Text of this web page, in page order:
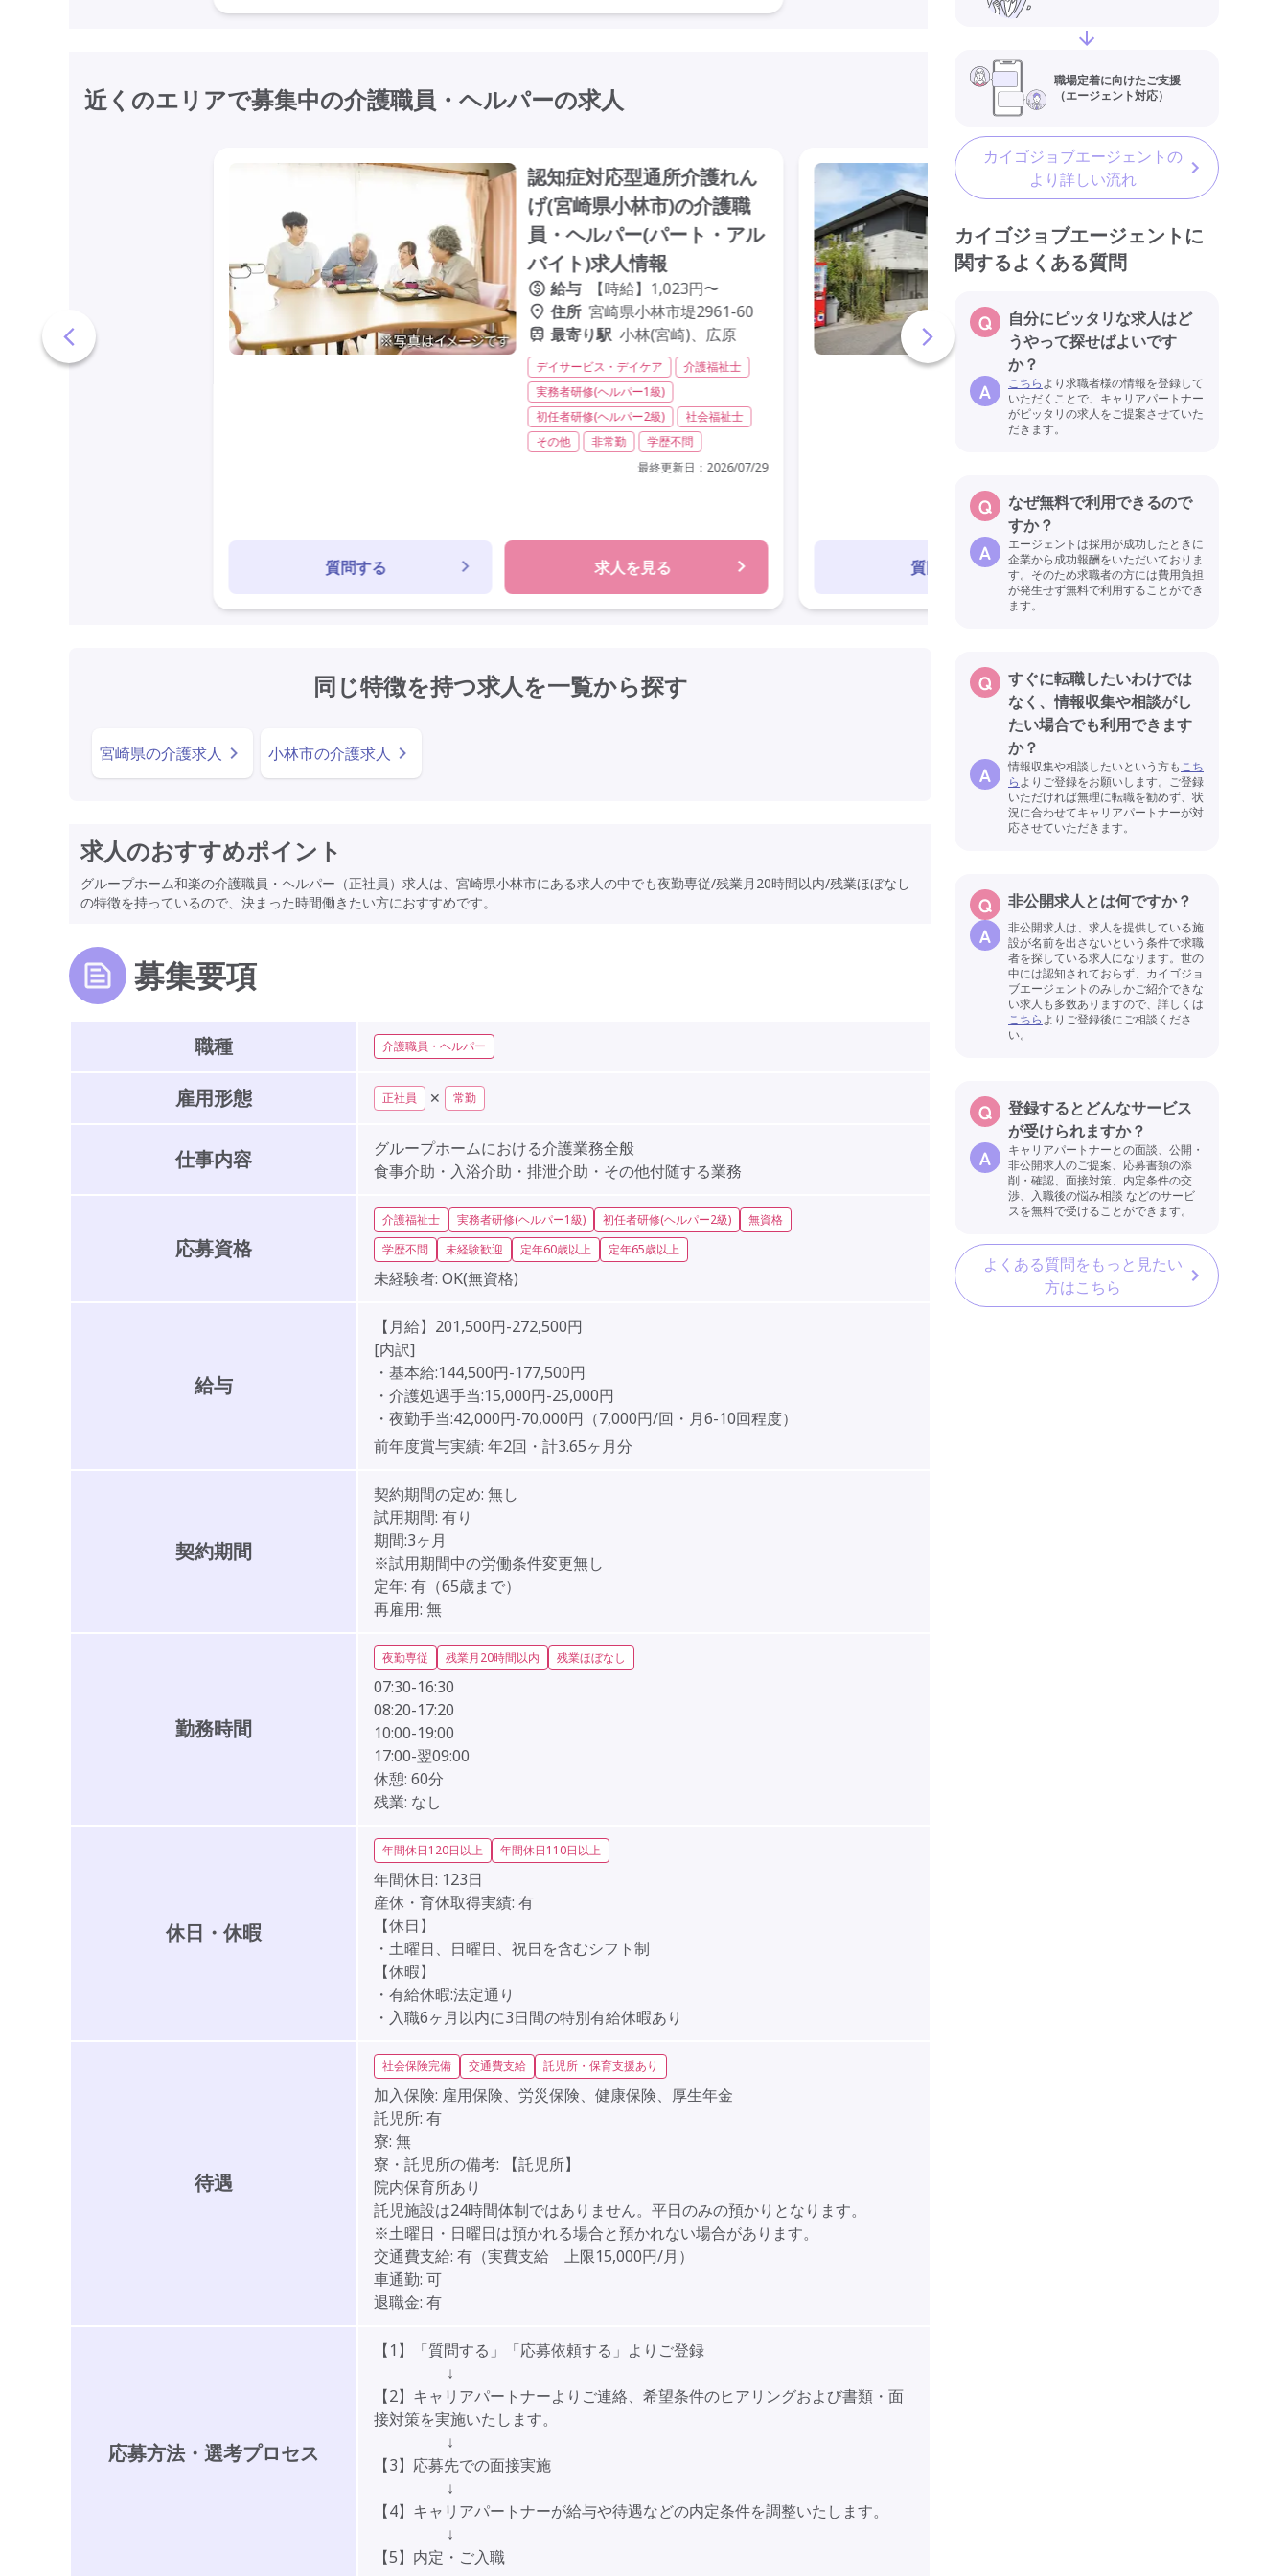
近くのエリアで募集中の介護職員・ヘルパーの求人
認知症対応型通所介護れん
げ(宮崎県小林市)の介護職
員・ヘルパー(パート・アル
バイト)求人情報
給与
【時給】1,023円〜
住所 宮崎県小林市堤2961-60
最寄り駅 小林(宮崎)、広原
デイサービス・デイケア
介護福祉士
実務者研修(ヘルパー1級)
初任者研修(ヘルパー2級)
社会福祉士
その他
非常勤
学歴不問
最終更新日： 2026/07/29
質問する 求人を見る
有料老人ホーム幸
家すみれ・つむぎ(
林市)の介護職員・
(パート・アルバイ
給与 【時給】1,263
住所 宮崎県小林市野
有料老人ホーム
実務者研修(ヘルパー1級)
質問する 求人を見る
同じ特徴を持つ求人を一覧から探す
宮崎県の介護求人 小林市の介護求人
求人のおすすめポイント
グループホーム和楽の介護職員・ヘルパー（正社員）求人は、宮崎県小林市にある求人の中でも夜勤専従/残業月20時間以内/残業ほぼなし
の特徴を持っているので、決まった時間働きたい方におすすめです。
募集要項
職種 介護職員・ヘルパー
雇用形態 正社員 ✕ 常勤
仕事内容
グループホームにおける介護業務全般
食事介助・入浴介助・排泄介助・その他付随する業務
応募資格
介護福祉士 実務者研修(ヘルパー1級) 初任者研修(ヘルパー2級)
無資格
学歴不問
未経験歓迎 定年60歳以上 定年65歳以上
未経験者: OK(無資格)
給与
【月給】201,500円-272,500円
[内訳]
・基本給:144,500円-177,500円
・介護処遇手当:15,000円-25,000円
・夜勤手当:42,000円-70,000円（7,000円/回・月6-10回程度）
前年度賞与実績: 年2回・計3.65ヶ月分
契約期間
契約期間の定め: 無し
試用期間: 有り
期間:3ヶ月
※試用期間中の労働条件変更無し
定年: 有（65歳まで）
再雇用: 無
勤務時間
夜勤専従 残業月20時間以内 残業ほぼなし
07:30-16:30
08:20-17:20
10:00-19:00
17:00-翌09:00
休憩: 60分
残業: なし
休日・休暇
年間休日120日以上 年間休日110日以上
年間休日: 123日
産休・育休取得実績: 有
【休日】
・土曜日、日曜日、祝日を含むシフト制
【休暇】
・有給休暇:法定通り
・入職6ヶ月以内に3日間の特別有給休暇あり
待遇
社会保険完備 交通費支給 託児所・保育支援あり
加入保険: 雇用保険、労災保険、健康保険、厚生年金
託児所: 有
寮: 無
寮・託児所の備考:
【託児所】
院内保育所あり
託児施設は24時間体制ではありません。平日のみの預かりとなります。
※土曜日・日曜日は預かれる場合と預かれない場合があります。
交通費支給: 有（実費支給 上限15,000円/月）
車通勤: 可
退職金: 有
応募方法・選考プロセス
【1】「質問する」「応募依頼する」よりご登録
↓
【2】キャリアパートナーよりご連絡、希望条件のヒアリングおよび書類・面
接対策を実施いたします。
↓
【3】応募先での面接実施
↓
【4】キャリアパートナーが給与や待遇などの内定条件を調整いたします。
↓
【5】内定・ご入職
職場定着に向けたご支援
（エージェント対応）
カイゴジョブエージェントの
より詳しい流れ
カイゴジョブエージェントに
関するよくある質問
自分にピッタリな求人はど
うやって探せばよいです
か？
こちらより求職者様の情報を登録して
いただくことで、キャリアパートナー
がピッタリの求人をご提案させていた
だきます。
なぜ無料で利用できるので
すか？
エージェントは採用が成功したときに
企業から成功報酬をいただいておりま
す。そのため求職者の方には費用負担
が発生せず無料で利用することができ
ます。
すぐに転職したいわけでは
なく、情報収集や相談がし
たい場合でも利用できます
か？
情報収集や相談したいという方もこち
らよりご登録をお願いします。ご登録
いただければ無理に転職を勧めず、状
況に合わせてキャリアパートナーが対
応させていただきます。
非公開求人とは何ですか？
非公開求人は、求人を提供している施
設が名前を出さないという条件で求職
者を探している求人になります。世の
中には認知されておらず、カイゴジョ
ブエージェントのみしかご紹介できな
い求人も多数ありますので、詳しくは
こちらよりご登録後にご相談くださ
い。
登録するとどんなサービス
が受けられますか？
キャリアパートナーとの面談、公開・
非公開求人のご提案、応募書類の添
削・確認、面接対策、内定条件の交
渉、入職後の悩み相談 などのサービ
スを無料で受けることができます。
よくある質問をもっと見たい
方はこちら